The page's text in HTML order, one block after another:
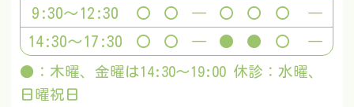
●：木曜、金曜は14:30～19:00 休診：水曜、
日曜祝日
9:30～12:30
〇 〇 ― 〇 〇 〇
―
14:30～17:30
〇 〇 ― ● ● 〇 ―